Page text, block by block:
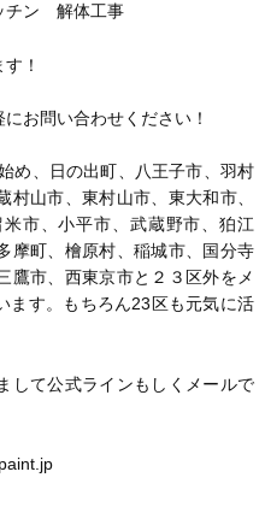
ン 解体工事
！
お問い合わせください！
め、日の出町、八王子市、羽村
山市、東村山市、東大和市、
市、小平市、武蔵野市、狛江
摩町、檜原村、稲城市、国分寺
鷹市、西東京市と２３区外をメ
ます。もちろん23区も元気に活
して公式ラインもしくメールで